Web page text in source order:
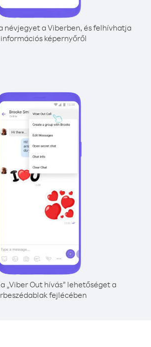
névjegyet a Viberben, és felhívhatja
képernyőről
„Viber Out hívás” lehetőséget a
fejlécében